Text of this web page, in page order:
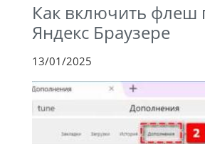
Как включить флеш
Яндекс Браузере
13/01/2025